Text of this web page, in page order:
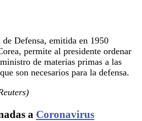
Defensa, emitida en 1950
permite al presidente ordenar
de materias primas a las
son necesarios para la defensa.
a Coronavirus